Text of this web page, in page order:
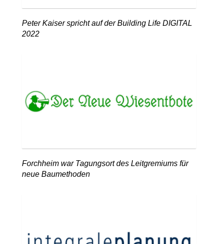
Peter Kaiser spricht auf der Building Life DIGITAL
2022
Forchheim war Tagungsort des Leitgremiums für
neue Baumethoden